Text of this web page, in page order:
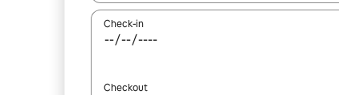
Check-in
Checkout